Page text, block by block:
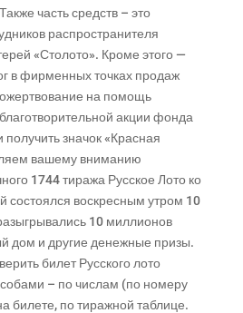
часть средств – это
распространителя
«Столото». Кроме этого —
в фирменных точках продаж
на помощь
акции фонда
получить значок «Красная
вашему вниманию
1744 тиража Русское Лото ко
состоялся воскресным утром 10
10 миллионов
дом и другие денежные призы.
билет Русского лото
– по числам (по номеру
билете, по тиражной таблице.